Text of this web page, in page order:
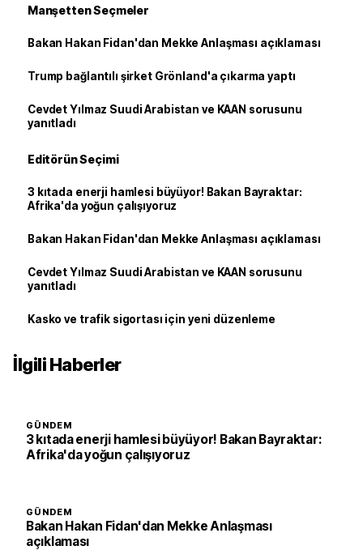
Manşetten Seçmeler
Bakan Hakan Fidan'dan Mekke Anlaşması açıklaması
Trump bağlantılı şirket Grönland'a çıkarma yaptı
Cevdet Yılmaz Suudi Arabistan ve KAAN sorusunu
yanıtladı
Editörün Seçimi
3 kıtada enerji hamlesi büyüyor! Bakan Bayraktar:
Afrika'da yoğun çalışıyoruz
Bakan Hakan Fidan'dan Mekke Anlaşması açıklaması
Cevdet Yılmaz Suudi Arabistan ve KAAN sorusunu
yanıtladı
Kasko ve trafik sigortası için yeni düzenleme
İlgili Haberler
GÜNDEM
3 kıtada enerji hamlesi büyüyor! Bakan Bayraktar:
Afrika'da yoğun çalışıyoruz
GÜNDEM
Bakan Hakan Fidan'dan Mekke Anlaşması
açıklaması